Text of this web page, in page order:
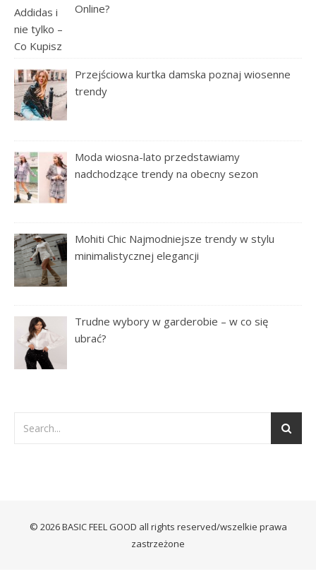
Online?
Przejściowa kurtka damska poznaj wiosenne
trendy
Moda wiosna-lato przedstawiamy
nadchodzące trendy na obecny sezon
Mohiti Chic Najmodniejsze trendy w stylu
minimalistycznej elegancji
Trudne wybory w garderobie – w co się
ubrać?
© 2026 BASIC FEEL GOOD all rights reserved/wszelkie prawa
zastrzeżone